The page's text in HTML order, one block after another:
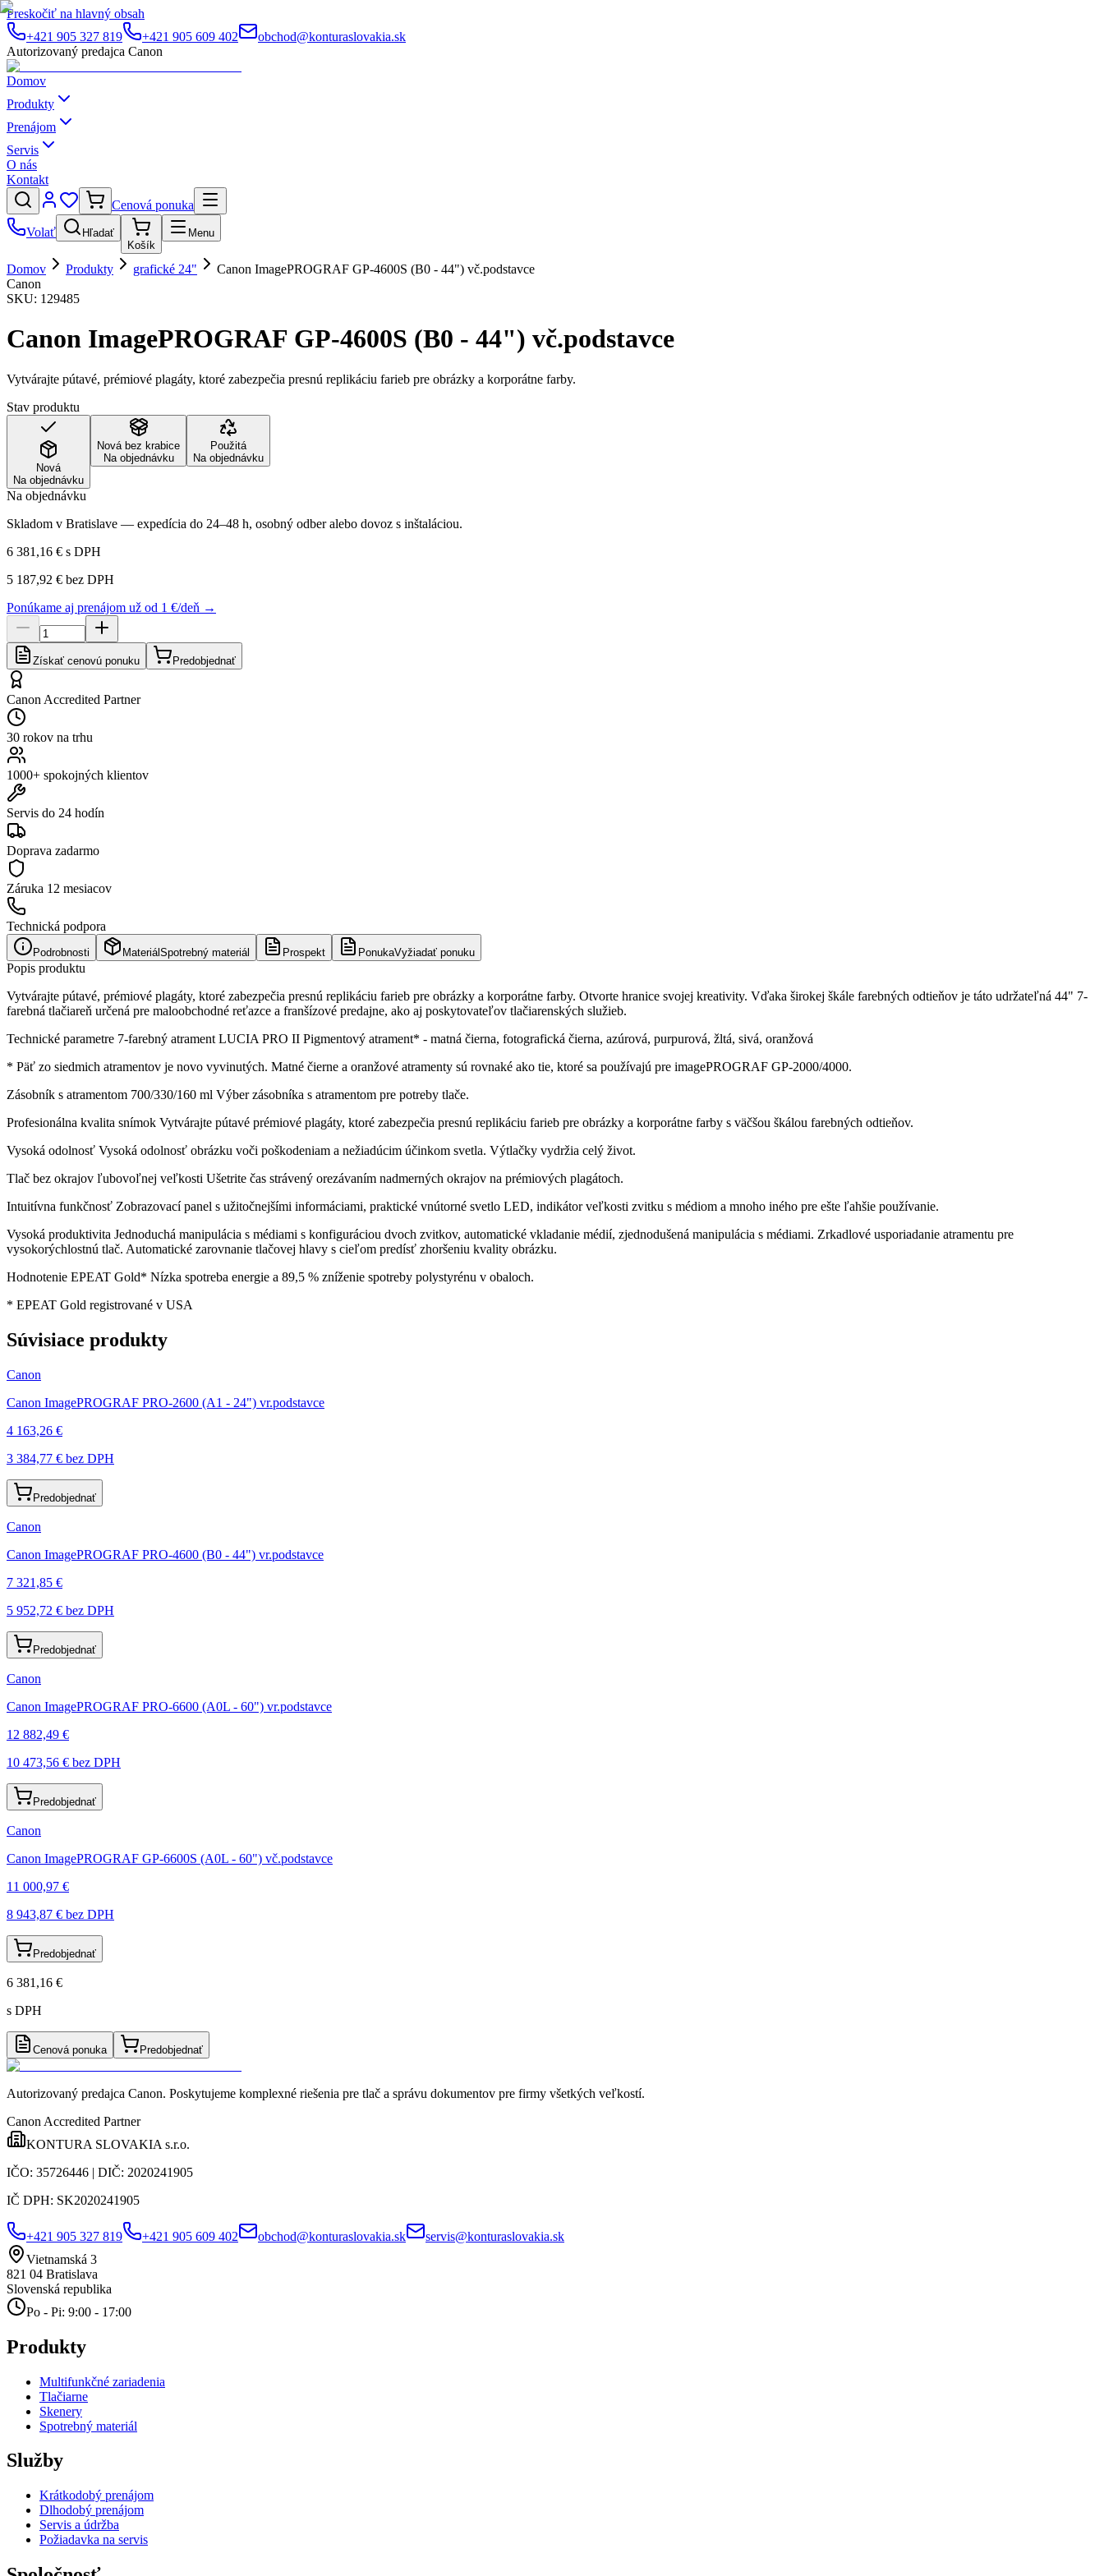
Preskočiť na hlavný obsah
+421 905 327 819
+421 905 609 402
obchod@konturaslovakia.sk
Autorizovaný predajca Canon
Domov
Produkty
Prenájom
Servis
O nás
Kontakt
Cenová ponuka
Volať
Hľadať
Košík
Menu
Domov Produkty grafické 24"
Canon ImagePROGRAF GP-4600S (B0 - 44") vč.podstavce
Canon
SKU: 129485
Canon ImagePROGRAF GP-4600S (B0 - 44") vč.podstavce
Vytvárajte pútavé, prémiové plagáty, ktoré zabezpečia presnú replikáciu farieb pre obrázky a korporátne farby.
Stav produktu
Nová
Na objednávku
Nová bez krabice
Na objednávku
Použitá
Na objednávku
Na objednávku
Skladom v Bratislave — expedícia do 24–48 h, osobný odber alebo dovoz s inštaláciou.
6 381,16 € s DPH
5 187,92 € bez DPH
Ponúkame aj prenájom už od 1 €/deň →
Získať cenovú ponuku Predobjednať
Canon Accredited Partner
30 rokov na trhu
1000+ spokojných klientov
Servis do 24 hodín
Doprava zadarmo
Záruka 12 mesiacov
Technická podpora
Podrobnosti Materiál Spotrebný materiál Prospekt PonukaVyžiadať ponuku
Popis produktu
Vytvárajte pútavé, prémiové plagáty, ktoré zabezpečia presnú replikáciu farieb pre obrázky a korporátne farby. Otvorte hranice svojej kreativity. Vďaka širokej škále farebných odtieňov je táto udržateľná 44" 7-
farebná tlačiareň určená pre maloobchodné reťazce a franšízové predajne, ako aj poskytovateľov tlačiarenských služieb.
Technické parametre 7-farebný atrament LUCIA PRO II Pigmentový atrament* - matná čierna, fotografická čierna, azúrová, purpurová, žltá, sivá, oranžová
* Päť zo siedmich atramentov je novo vyvinutých. Matné čierne a oranžové atramenty sú rovnaké ako tie, ktoré sa používajú pre imagePROGRAF GP-2000/4000.
Zásobník s atramentom 700/330/160 ml Výber zásobníka s atramentom pre potreby tlače.
Profesionálna kvalita snímok Vytvárajte pútavé prémiové plagáty, ktoré zabezpečia presnú replikáciu farieb pre obrázky a korporátne farby s väčšou škálou farebných odtieňov.
Vysoká odolnosť Vysoká odolnosť obrázku voči poškodeniam a nežiadúcim účinkom svetla. Výtlačky vydržia celý život.
Tlač bez okrajov ľubovoľnej veľkosti Ušetrite čas strávený orezávaním nadmerných okrajov na prémiových plagátoch.
Intuitívna funkčnosť Zobrazovací panel s užitočnejšími informáciami, praktické vnútorné svetlo LED, indikátor veľkosti zvitku s médiom a mnoho iného pre ešte ľahšie používanie.
Vysoká produktivita Jednoduchá manipulácia s médiami s konfiguráciou dvoch zvitkov, automatické vkladanie médií, zjednodušená manipulácia s médiami. Zrkadlové usporiadanie atramentu pre
vysokorýchlostnú tlač. Automatické zarovnanie tlačovej hlavy s cieľom predísť zhoršeniu kvality obrázku.
Hodnotenie EPEAT Gold* Nízka spotreba energie a 89,5 % zníženie spotreby polystyrénu v obaloch.
* EPEAT Gold registrované v USA
Súvisiace produkty
Canon
Canon ImagePROGRAF PRO-2600 (A1 - 24") vr.podstavce
4 163,26 €
3 384,77 € bez DPH
Predobjednať
Canon
Canon ImagePROGRAF PRO-4600 (B0 - 44") vr.podstavce
7 321,85 €
5 952,72 € bez DPH
Predobjednať
Canon
Canon ImagePROGRAF PRO-6600 (A0L - 60") vr.podstavce
12 882,49 €
10 473,56 € bez DPH
Predobjednať
Canon
Canon ImagePROGRAF GP-6600S (A0L - 60") vč.podstavce
11 000,97 €
8 943,87 € bez DPH
Predobjednať
6 381,16 €
s DPH
Cenová ponuka Predobjednať
Autorizovaný predajca Canon. Poskytujeme komplexné riešenia pre tlač a správu dokumentov pre firmy všetkých veľkostí.
Canon Accredited Partner
KONTURA SLOVAKIA s.r.o.
IČO: 35726446 | DIČ: 2020241905
IČ DPH: SK2020241905
+421 905 327 819 +421 905 609 402 obchod@konturaslovakia.sk
servis@konturaslovakia.sk
Vietnamská 3
821 04 Bratislava
Slovenská republika
Po - Pi: 9:00 - 17:00
Produkty
Multifunkčné zariadenia
Tlačiarne
Skenery
Spotrebný materiál
Služby
Krátkodobý prenájom
Dlhodobý prenájom
Servis a údržba
Požiadavka na servis